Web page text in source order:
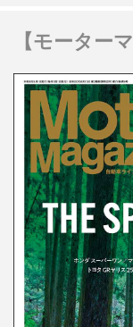
【モーター